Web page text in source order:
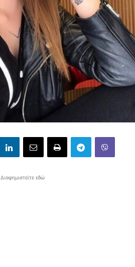
Διαφημιστείτε εδώ